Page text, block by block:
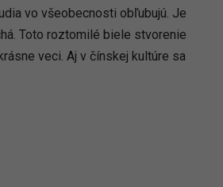
vo všeobecnosti obľubujú. Je
Toto roztomilé biele stvorenie
veci. Aj v čínskej kultúre sa